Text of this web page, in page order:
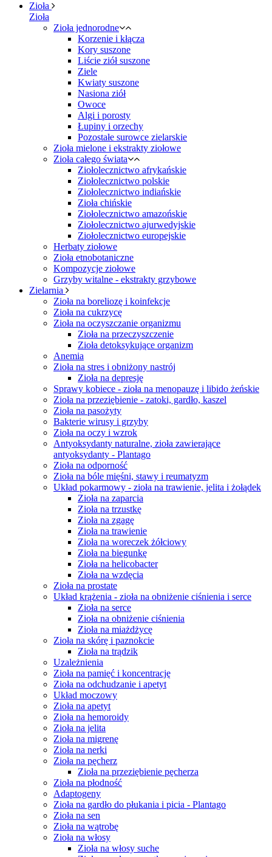
Zioła
Zioła
Zioła jednorodne
Korzenie i kłącza
Kory suszone
Liście ziół suszone
Ziele
Kwiaty suszone
Nasiona ziół
Owoce
Algi i porosty
Łupiny i orzechy
Pozostałe surowce zielarskie
Zioła mielone i ekstrakty ziołowe
Zioła całego świata
Ziołolecznictwo afrykańskie
Ziołolecznictwo polskie
Ziołolecznictwo indiańskie
Zioła chińskie
Ziołolecznictwo amazońskie
Ziołolecznictwo ajurwedyjskie
Ziołolecznictwo europejskie
Herbaty ziołowe
Zioła etnobotaniczne
Kompozycje ziołowe
Grzyby witalne - ekstrakty grzybowe
Zielarnia
Zioła na boreliozę i koinfekcje
Zioła na cukrzycę
Zioła na oczyszczanie organizmu
Zioła na przeczyszczenie
Zioła detoksykujące organizm
Anemia
Zioła na stres i obniżony nastrój
Zioła na depresję
Sprawy kobiece - zioła na menopauzę i libido żeńskie
Zioła na przeziębienie - zatoki, gardło, kaszel
Zioła na pasożyty
Bakterie wirusy i grzyby
Zioła na oczy i wzrok
Antyoksydanty naturalne, zioła zawierające
antyoksydanty - Plantago
Zioła na odporność
Zioła na bóle mięśni, stawy i reumatyzm
Układ pokarmowy - zioła na trawienie, jelita i żołądek
Zioła na zaparcia
Zioła na trzustkę
Zioła na zgagę
Zioła na trawienie
Zioła na woreczek żółciowy
Zioła na biegunkę
Zioła na helicobacter
Zioła na wzdęcia
Zioła na prostate
Układ krążenia - zioła na obniżenie ciśnienia i serce
Zioła na serce
Zioła na obniżenie ciśnienia
Zioła na miażdżycę
Zioła na skórę i paznokcie
Zioła na trądzik
Uzależnienia
Zioła na pamięć i koncentrację
Zioła na odchudzanie i apetyt
Układ moczowy
Zioła na apetyt
Zioła na hemoroidy
Zioła na jelita
Zioła na migrenę
Zioła na nerki
Zioła na pęcherz
Zioła na przeziębienie pęcherza
Zioła na płodność
Adaptogeny
Zioła na gardło do płukania i picia - Plantago
Zioła na sen
Zioła na wątrobę
Zioła na włosy
Zioła na włosy suche